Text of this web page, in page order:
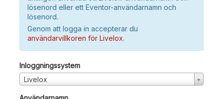
lösenord eller ett Eventor-användarnamn och
lösenord.
Genom att logga in accepterar du
användarvillkoren för Livelox.
Inloggningssystem
Livelox